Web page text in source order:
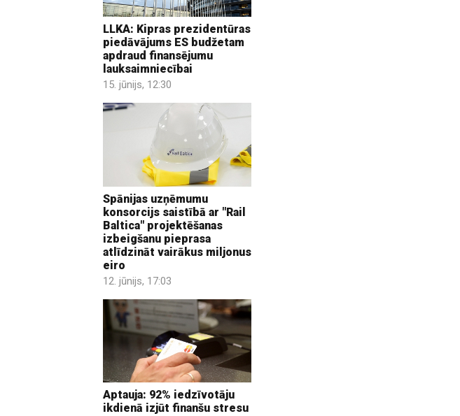
LLKA: Kipras prezidentūras
piedāvājums ES budžetam
apdraud finansējumu
lauksaimniecībai
15. jūnijs, 12:30
Spānijas uzņēmumu
konsorcijs saistībā ar "Rail
Baltica" projektēšanas
izbeigšanu pieprasa
atlīdzināt vairākus miljonus
eiro
12. jūnijs, 17:03
Aptauja: 92% iedzīvotāju
ikdienā izjūt finanšu stresu